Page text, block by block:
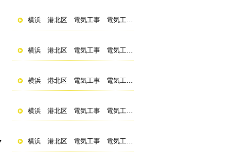
横浜 港北区 電気工事 電気工事士 求人 資格取得
横浜 港北区 電気工事 電気工事士 求人 資格取得
横浜 港北区 電気工事 電気工事士 求人 資格取得
横浜 港北区 電気工事 電気工事士 求人 資格取得
横浜 港北区 電気工事 電気工事士 求人 資格取得